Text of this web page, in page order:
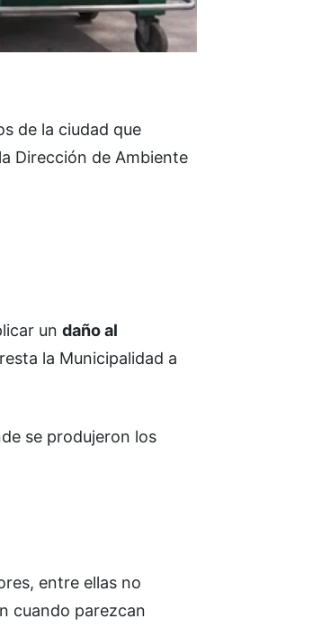
de la ciudad que
Dirección de Ambiente
un daño al
la Municipalidad a
se produjeron los
entre ellas no
cuando parezcan